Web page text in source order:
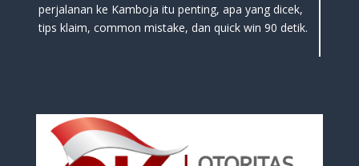
perjalanan ke Kamboja itu penting, apa yang dicek,
tips klaim, common mistake, dan quick win 90 detik.